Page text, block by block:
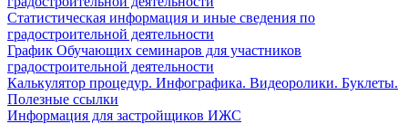
Статистическая информация и иные сведения по
градостроительной деятельности
График Обучающих семинаров для участников
градостроительной деятельности
Калькулятор процедур. Инфографика. Видеоролики. Буклеты.
Полезные ссылки
Информация для застройщиков ИЖС